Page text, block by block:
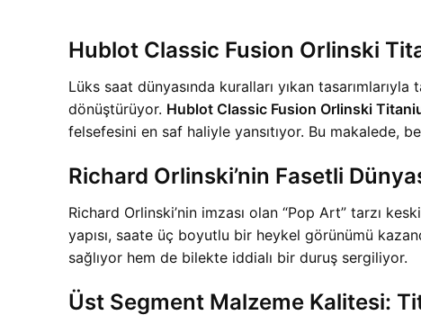
Hublot Classic Fusion Orlinski
Lüks saat dünyasında kuralları yıkan
dönüştürüyor. Hublot Classic Fusion Orlinski
felsefesini en saf haliyle yansıtıyor. Bu makalede,
Richard Orlinski’nin Fasetli
Richard Orlinski’nin imzası olan “Pop Art” tarzı
yapısı, saate üç boyutlu bir heykel görünümü
sağlıyor hem de bilekte iddialı bir duruş sergiliyor.
Üst Segment Malzeme Kalitesi: